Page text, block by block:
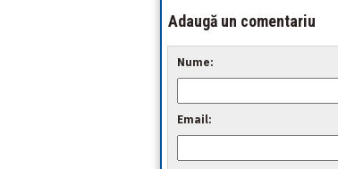
Adaugă un comentariu
Nume:
Email: